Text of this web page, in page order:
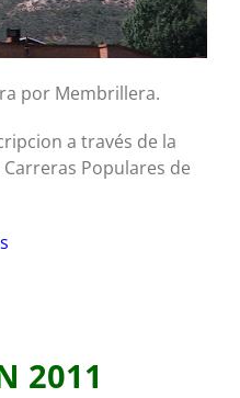
por Membrillera.
a través de la
Populares de
2011